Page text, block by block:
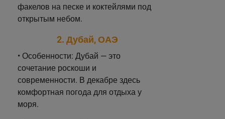
факелов на песке и коктейлями под
открытым небом.
2. Дубай, ОАЭ
• Особенности: Дубай — это
сочетание роскоши и
современности. В декабре здесь
комфортная погода для отдыха у
моря.